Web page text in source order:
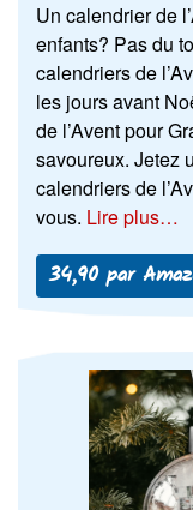
Un calendrier de
enfants? Pas du
calendriers de
les jours avant
de l’Avent pour
savoureux. Jetez
calendriers de
vous. Lire plus…
34,90 par